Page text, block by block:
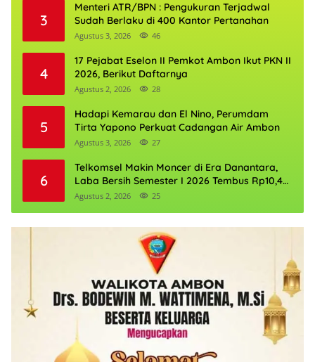
3
Menteri ATR/BPN : Pengukuran Terjadwal
Sudah Berlaku di 400 Kantor Pertanahan
Agustus 3, 2026 46
4
17 Pejabat Eselon II Pemkot Ambon Ikut PKN II
2026, Berikut Daftarnya
Agustus 2, 2026 28
5
Hadapi Kemarau dan El Nino, Perumdam
Tirta Yapono Perkuat Cadangan Air Ambon
Agustus 3, 2026 27
6
Telkomsel Makin Moncer di Era Danantara,
Laba Bersih Semester I 2026 Tembus Rp10,4
Triliun
Agustus 2, 2026 25